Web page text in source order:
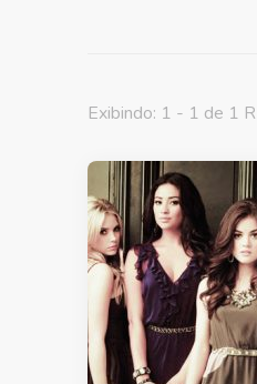
Exibindo: 1 - 1 de 1